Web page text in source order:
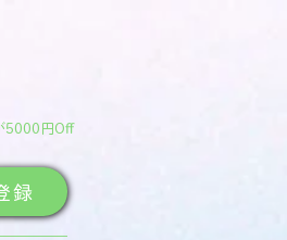
5000円Off
録